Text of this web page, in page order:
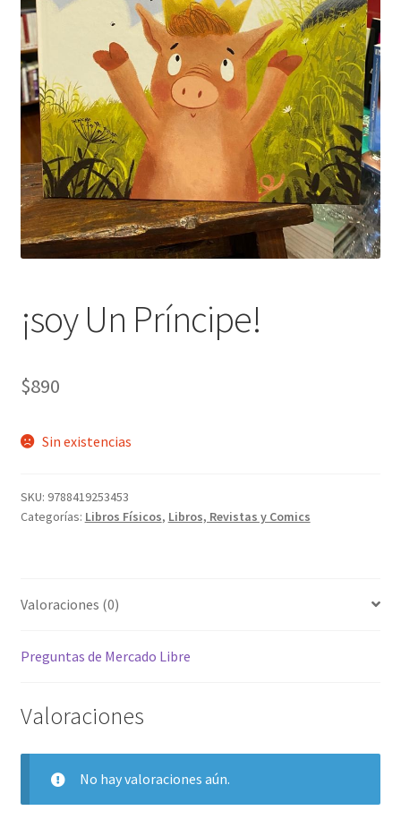
¡soy Un Príncipe!
$890
Sin existencias
SKU: 9788419253453
Categorías: Libros Físicos, Libros, Revistas y Comics
Valoraciones (0)
Preguntas de Mercado Libre
Valoraciones
No hay valoraciones aún.